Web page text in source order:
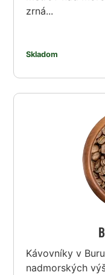
zrná...
Skladom
Kávovníky v
nadmorských